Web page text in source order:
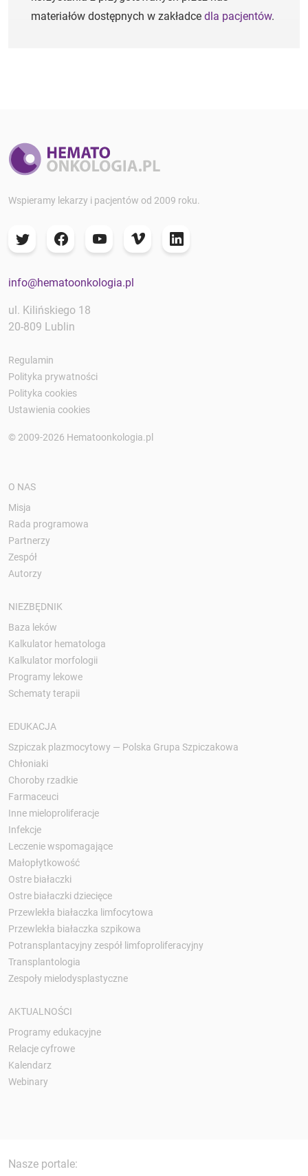
materiałów dostępnych w zakładce dla pacjentów.
Wspieramy lekarzy i pacjentów od 2009 roku.
info@hematoonkologia.pl
ul. Kilińskiego 18
20-809 Lublin
Regulamin
Polityka prywatności
Polityka cookies
Ustawienia cookies
© 2009-2026 Hematoonkologia.pl
O NAS
Misja
Rada programowa
Partnerzy
Zespół
Autorzy
NIEZBĘDNIK
Baza leków
Kalkulator hematologa
Kalkulator morfologii
Programy lekowe
Schematy terapii
EDUKACJA
Szpiczak plazmocytowy — Polska Grupa Szpiczakowa
Chłoniaki
Choroby rzadkie
Farmaceuci
Inne mieloproliferacje
Infekcje
Leczenie wspomagające
Małopłytkowość
Ostre białaczki
Ostre białaczki dziecięce
Przewlekła białaczka limfocytowa
Przewlekła białaczka szpikowa
Potransplantacyjny zespół limfoproliferacyjny
Transplantologia
Zespoły mielodysplastyczne
AKTUALNOŚCI
Programy edukacyjne
Relacje cyfrowe
Kalendarz
Webinary
Nasze portale: